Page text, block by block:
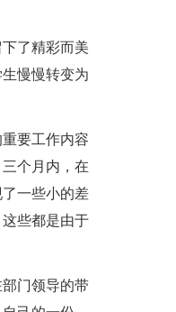
了精彩而美
慢慢转变为
要工作内容
个月内，在
一些小的差
些都是由于
门领导的带